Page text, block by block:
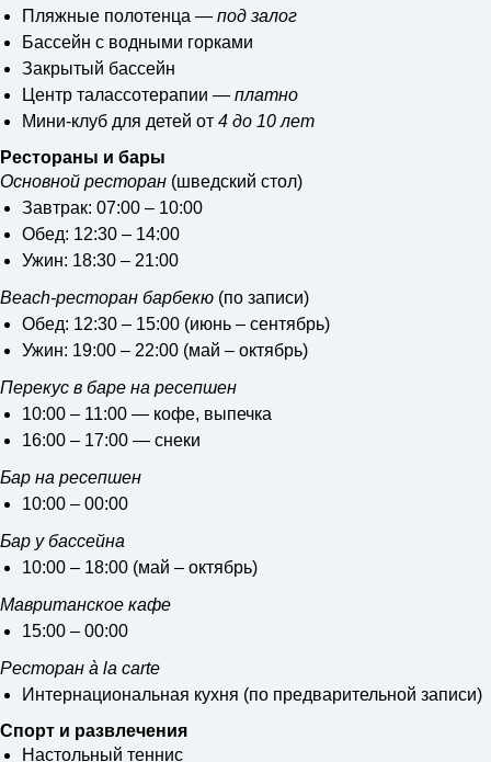
Пляжные полотенца — под залог
Бассейн с водными горками
Закрытый бассейн
Центр талассотерапии — платно
Мини-клуб для детей от 4 до 10 лет
Рестораны и бары
Основной ресторан (шведский стол)
Завтрак: 07:00 – 10:00
Обед: 12:30 – 14:00
Ужин: 18:30 – 21:00
Beach-ресторан барбекю (по записи)
Обед: 12:30 – 15:00 (июнь – сентябрь)
Ужин: 19:00 – 22:00 (май – октябрь)
Перекус в баре на ресепшен
10:00 – 11:00 — кофе, выпечка
16:00 – 17:00 — снеки
Бар на ресепшен
10:00 – 00:00
Бар у бассейна
10:00 – 18:00 (май – октябрь)
Мавританское кафе
15:00 – 00:00
Ресторан à la carte
Интернациональная кухня (по предварительной записи)
Cпорт и развлечения
Настольный теннис